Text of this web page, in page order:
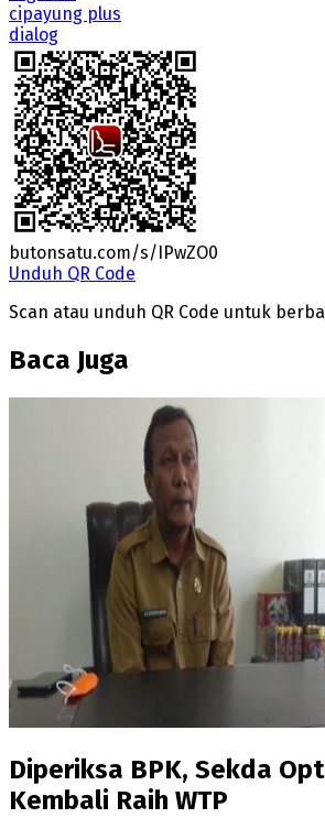
cipayung plus
dialog
butonsatu.com/s/IPwZO0
Unduh QR Code
Scan atau unduh QR Code untuk
Baca Juga
Diperiksa BPK, Sekda
Kembali Raih WTP